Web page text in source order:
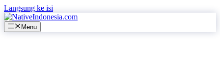
Langsung ke isi
Menu